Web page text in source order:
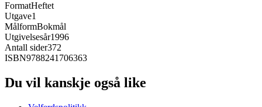
FormatHeftet
Utgave1
MålformBokmål
Utgivelsesår1996
Antall sider372
ISBN9788241706363
Du vil kanskje også like